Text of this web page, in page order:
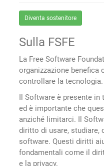
Diventa sostenitore
Sulla FSFE
La Free Software
organizzazione benefica
controllare la tecnologia.
Il Software è presente
ed è importante che
anziché limitarci. Il
diritto di usare, studiare,
software. Questi diritti
fondamentali come il
e la privacy.